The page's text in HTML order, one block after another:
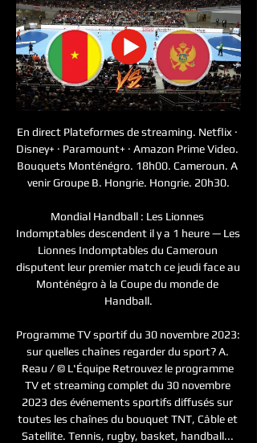
En direct Plateformes de streaming. Netflix ·
Disney+ · Paramount+ · Amazon Prime Video.
Bouquets Monténégro. 18h00. Cameroun. A
venir Groupe B. Hongrie. Hongrie. 20h30.
Mondial Handball : Les Lionnes
Indomptables descendent il y a 1 heure — Les
Lionnes Indomptables du Cameroun
disputent leur premier match ce jeudi face au
Monténégro à la Coupe du monde de
Handball.
Programme TV sportif du 30 novembre 2023:
sur quelles chaînes regarder du sport? A.
Reau / © L'Équipe Retrouvez le programme
TV et streaming complet du 30 novembre
2023 des événements sportifs diffusés sur
toutes les chaînes du bouquet TNT, Câble et
Satellite. Tennis, rugby, basket, handball...